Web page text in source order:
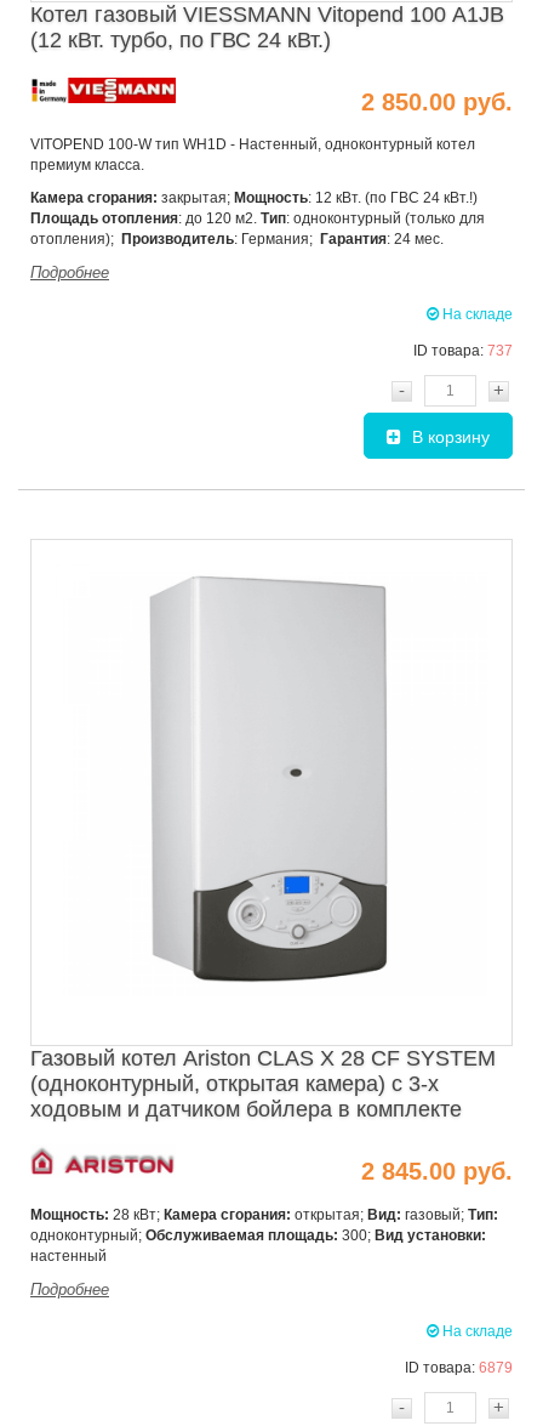
Котел газовый VIESSMANN Vitopend 100 А1JB
(12 кВт. турбо, по ГВС 24 кВт.)
2 850.00 руб.
VITOPEND 100-W тип WH1D - Настенный, одноконтурный котел
премиум класса.
Камера сгорания: закрытая; Мощность: 12 кВт. (по ГВС 24 кВт.!)
Площадь отопления: до 120 м2. Тип: одноконтурный (только для
отопления); Производитель: Германия; Гарантия: 24 мес.
Подробнее
На складе
ID товара: 737
- +
В корзину
Газовый котел Ariston CLAS X 28 CF SYSTEM
(одноконтурный, открытая камера) с 3-х
ходовым и датчиком бойлера в комплекте
2 845.00 руб.
Мощность: 28 кВт; Камера сгорания: открытая; Вид: газовый; Тип:
одноконтурный; Обслуживаемая площадь: 300; Вид установки:
настенный
Подробнее
На складе
ID товара: 6879
- +